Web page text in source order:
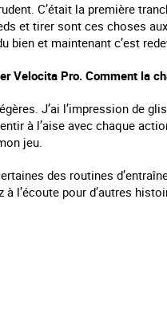
C’était la première
et tirer sont ces choses
bien et maintenant c’est
Velocita Pro. Comment la
J’ai l’impression de
à l’aise avec chaque
jeu.
des routines
à l’écoute pour d’autres